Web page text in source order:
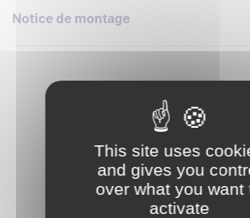
savent pas encore lire. Pour une expérience
ludique, l'application LEGO Builder propose des
numériques de zoom et de rotation qui
construction (peut-être avec l'aide d'un « plus
Notice de montage
This site uses
and gives you
over what you want
activate